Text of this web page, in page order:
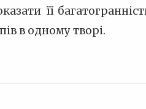
її
в одному творі.